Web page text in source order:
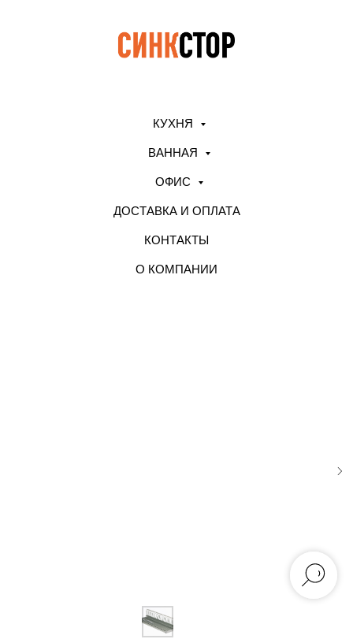
КУХНЯ
ВАННАЯ
ОФИС
ДОСТАВКА И ОПЛАТА
КОНТАКТЫ
О КОМПАНИИ